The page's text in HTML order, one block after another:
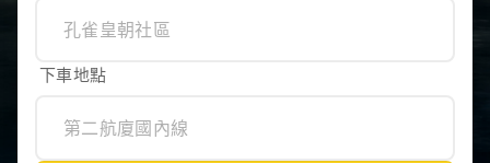
下車地點